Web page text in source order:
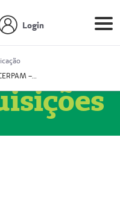
Login
Prestador CERPAM – Centro de Reabilitação S/S Ltda-ME (52004274-8)